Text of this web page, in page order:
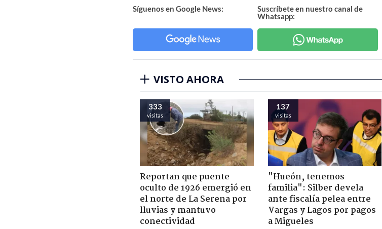
Síguenos en Google News:
Suscríbete en nuestro canal de
Whatsapp:
VISTO AHORA
333
visitas
Reportan que puente
oculto de 1926 emergió en
el norte de La Serena por
lluvias y mantuvo
conectividad
137
visitas
"Hueón, tenemos
familia": Silber devela
ante fiscalía pelea entre
Vargas y Lagos por pagos
a Migueles